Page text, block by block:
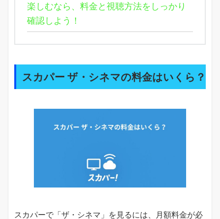
楽しむなら、料金と視聴方法をしっかり
確認しよう！
スカパー ザ・シネマの料金はいくら？
スカパーで「ザ・シネマ」を見るには、月額料金が必